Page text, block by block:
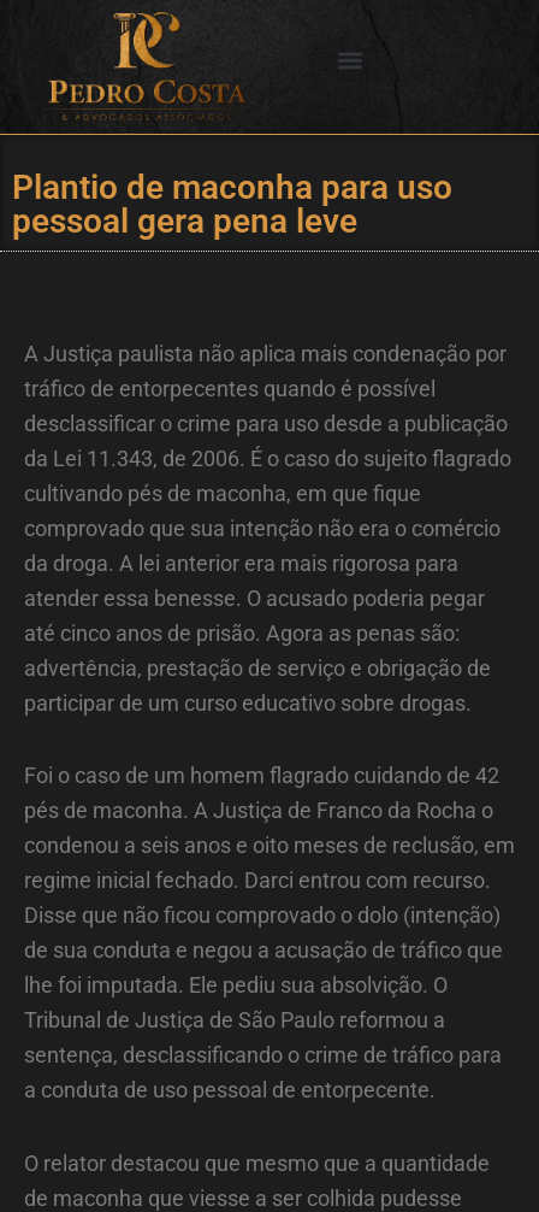
conteúdo
Plantio de maconha para uso
pessoal gera pena leve
A Justiça paulista não aplica mais condenação por
tráfico de entorpecentes quando é possível
desclassificar o crime para uso desde a publicação
da Lei 11.343, de 2006. É o caso do sujeito flagrado
cultivando pés de maconha, em que fique
comprovado que sua intenção não era o comércio
da droga. A lei anterior era mais rigorosa para
atender essa benesse. O acusado poderia pegar
até cinco anos de prisão. Agora as penas são:
advertência, prestação de serviço e obrigação de
participar de um curso educativo sobre drogas.
Foi o caso de um homem flagrado cuidando de 42
pés de maconha. A Justiça de Franco da Rocha o
condenou a seis anos e oito meses de reclusão, em
regime inicial fechado. Darci entrou com recurso.
Disse que não ficou comprovado o dolo (intenção)
de sua conduta e negou a acusação de tráfico que
lhe foi imputada. Ele pediu sua absolvição. O
Tribunal de Justiça de São Paulo reformou a
sentença, desclassificando o crime de tráfico para
a conduta de uso pessoal de entorpecente.
O relator destacou que mesmo que a quantidade
de maconha que viesse a ser colhida pudesse